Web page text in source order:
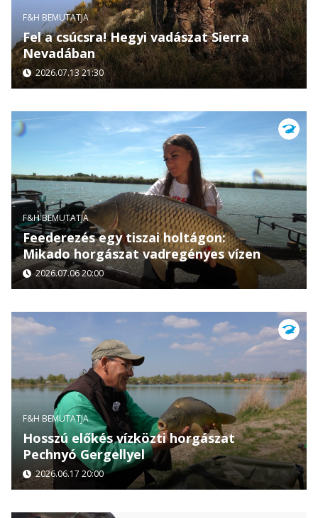
F&H BEMUTATJA
Fel a csúcsra! Hegyi vadászat Sierra
Nevadában
2026.07.13 21:30
F&H BEMUTATJA
Feederezés egy tiszai holtágon:
Mikado horgászat vadregényes vízen
2026.07.06 20:00
F&H BEMUTATJA
Hosszú előkés vízközti horgászat
Pechnyó Gergellyel
2026.06.17 20:00